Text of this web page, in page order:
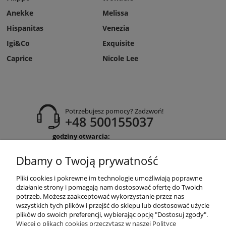
Anekke
Hispanitas
Igi&Co
Caprice
Melissa
Venezia
Exquisite
Nicole Lee
Potrzebujesz pomocy? Zadzwoń!
+48 500155037
godziny otwarcia:
obuwiehigo@gmail.com
WARUNKI ZAKUPÓW
MOJE KONTO
Dbamy o Twoją prywatność
Pliki cookies i pokrewne im technologie umożliwiają poprawne
działanie strony i pomagają nam dostosować ofertę do Twoich
potrzeb. Możesz zaakceptować wykorzystanie przez nas
wszystkich tych plików i przejść do sklepu lub dostosować użycie
plików do swoich preferencji, wybierając opcję "Dostosuj zgody".
Więcej o plikach cookies przeczytasz w naszej Polityce